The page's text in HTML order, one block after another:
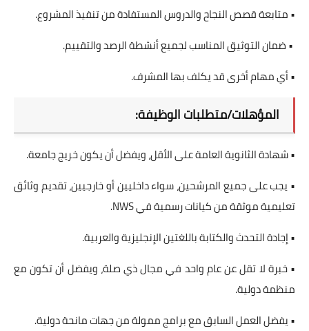
• متابعة قصص النجاح والدروس المستفادة من تنفيذ المشروع.
• ضمان التوثيق المناسب لجميع أنشطة الرصد والتقييم.
• أي مهام أخرى قد يكلف بها المشرف.
المؤهلات/متطلبات الوظيفة:
• شهادة الثانوية العامة على الأقل، ويفضل أن يكون خريج جامعة.
• يجب على جميع المرشحين، سواء داخليين أو خارجيين، تقديم وثائق
تعليمية موثقة من كيانات رسمية في NWS.
• إجادة التحدث والكتابة باللغتين الإنجليزية والعربية.
• خبرة لا تقل عن عام واحد في مجال ذي صلة، ويفضل أن تكون مع
منظمة دولية.
• يفضل العمل السابق مع برامج ممولة من جهات مانحة دولية.